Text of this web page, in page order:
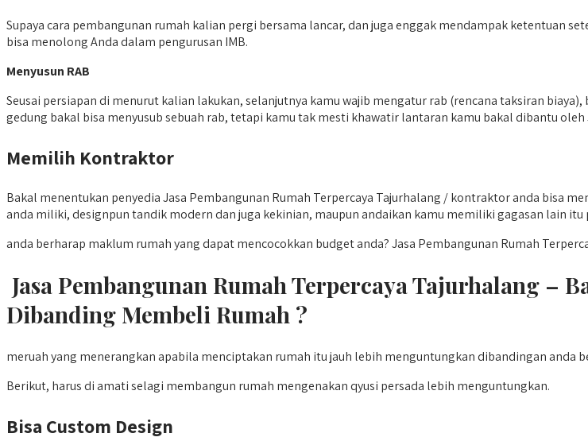
Supaya cara pembangunan rumah kalian pergi bersama lancar, dan juga enggak mendampak ketentuan
bisa menolong Anda dalam pengurusan IMB.
Menyusun RAB
Seusai persiapan di menurut kalian lakukan, selanjutnya kamu wajib mengatur rab (rencana taksiran
gedung bakal bisa menyusub sebuah rab, tetapi kamu tak mesti khawatir lantaran kamu bakal dibantu
Memilih Kontraktor
Bakal menentukan penyedia Jasa Pembangunan Rumah Terpercaya Tajurhalang / kontraktor anda bisa
anda miliki, designpun tandik modern dan juga kekinian, maupun andaikan kamu memiliki gagasan lain itu
anda berharap maklum rumah yang dapat mencocokkan budget anda? Jasa Pembangunan Rumah
Jasa Pembangunan Rumah Terpercaya Tajurhalang –
Dibanding Membeli Rumah ?
meruah yang menerangkan apabila menciptakan rumah itu jauh lebih menguntungkan dibandingan anda
Berikut, harus di amati selagi membangun rumah mengenakan qyusi persada lebih menguntungkan.
Bisa Custom Design